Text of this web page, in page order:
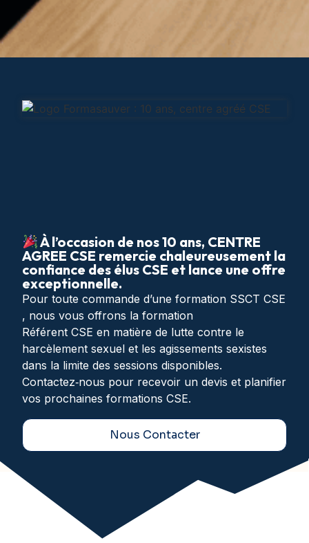
À l’occasion de nos 10 ans, CENTRE
AGREE CSE remercie chaleureusement la
confiance des élus CSE et lance une offre
exceptionnelle.
Pour toute commande d’une formation SSCT CSE
, nous vous offrons la formation
Référent CSE en matière de lutte contre le
harcèlement sexuel et les agissements sexistes
dans la limite des sessions disponibles.
Contactez‑nous pour recevoir un devis et planifier
vos prochaines formations CSE.
Nous Contacter